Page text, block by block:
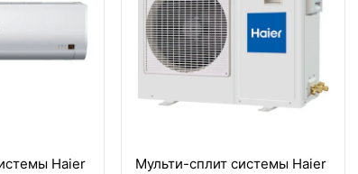
Haier
Мульти-сплит системы Haier